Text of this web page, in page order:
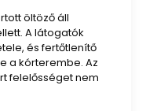
öltöző áll
A látogatók
és fertőtlenítő
a kórterembe. Az
felelősséget nem